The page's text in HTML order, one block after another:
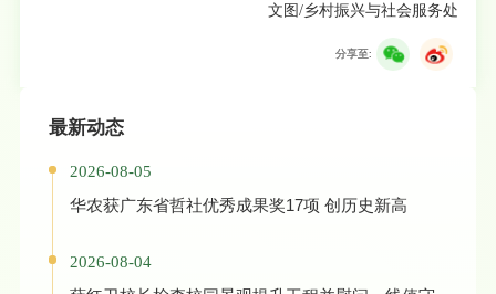
文图/乡村振兴与社会服务处
分享至:
最新动态
2026-08-05
华农获广东省哲社优秀成果奖17项 创历史新高
2026-08-04